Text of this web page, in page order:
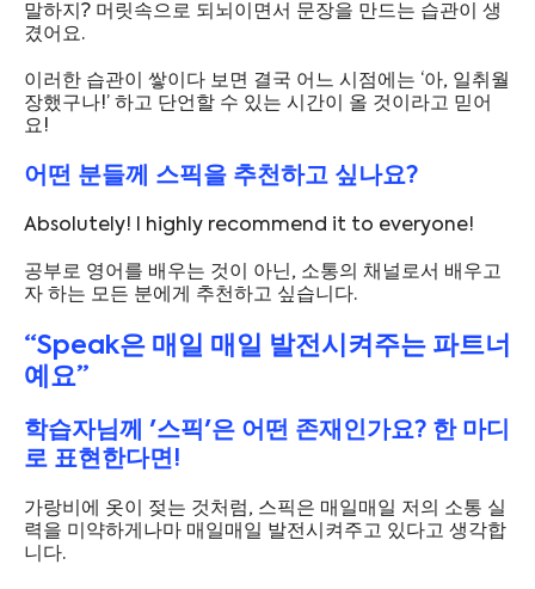
말하지? 머릿속으로 되뇌이면서 문장을 만드는 습관이 생
겼어요.
이러한 습관이 쌓이다 보면 결국 어느 시점에는 ‘아, 일취월
장했구나!’ 하고 단언할 수 있는 시간이 올 것이라고 믿어
요!
어떤 분들께 스픽을 추천하고 싶나요?
Absolutely! I highly recommend it to everyone!
공부로 영어를 배우는 것이 아닌, 소통의 채널로서 배우고
자 하는 모든 분에게 추천하고 싶습니다.
“Speak은 매일 매일 발전시켜주는 파트너
예요”
학습자님께 '스픽'은 어떤 존재인가요? 한 마디
로 표현한다면!
가랑비에 옷이 젖는 것처럼, 스픽은 매일매일 저의 소통 실
력을 미약하게나마 매일매일 발전시켜주고 있다고 생각합
니다.